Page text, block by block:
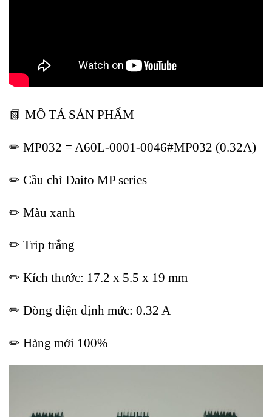
📗 MÔ TẢ SẢN PHẨM
✏ MP032 = A60L-0001-0046#MP032 (0.32A)
✏ Cầu chì Daito MP series
✏ Màu xanh
✏ Trip trắng
✏ Kích thước: 17.2 x 5.5 x 19 mm
✏ Dòng điện định mức: 0.32 A
✏ Hàng mới 100%